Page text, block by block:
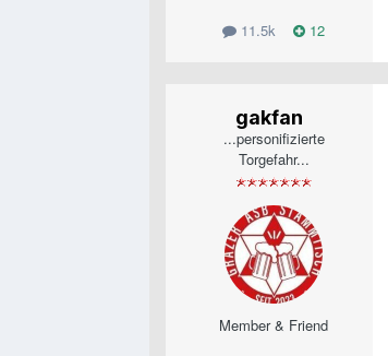
11.5k 12
gakfan
...personifizierte
Torgefahr...
Member & Friend